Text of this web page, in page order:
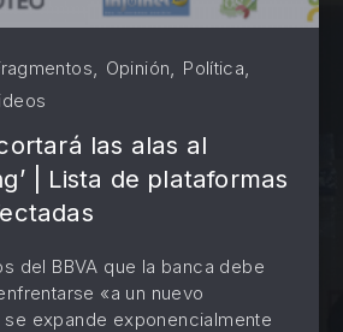
, Opinión, Política,
las alas al
| Lista de plataformas
del BBVA que la banca debe
«a un nuevo
expande exponencialmente